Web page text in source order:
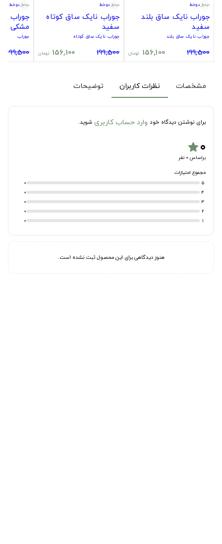
دوخط
جوراب نایک ساق بلند
سفید
جوراب نایک ساق بلند
199,500
156,100 تومان
دوخط
جوراب نایک ساق کوتاه
سفید
جوراب نایک ساق کوتاه
199,500
156,100 تومان
دوخط
جوراب
مشکی
جوراب
199,500
مشخصات نظرات کاربران توضیحات
برای نوشتن دیدگاه خود وارد حساب کاربری شوید.
۰star
براساس 0 نفر
مجموع امتیازات
5
0
4
0
3
0
2
0
1
0
هنوز دیدگاهی برای این محصول ثبت نشده است.